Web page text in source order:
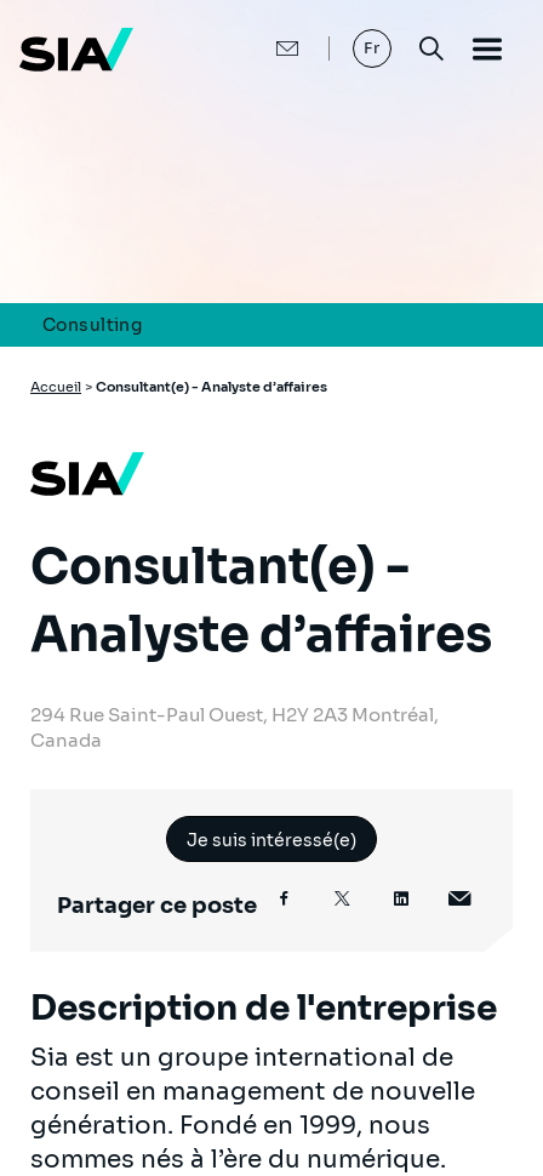
contenu
principal
Fr
Consulting
Fil
Accueil > Consultant(e) - Analyste d’affaires
Consultant(e) -
Analyste d’affaires
294 Rue Saint-Paul Ouest, H2Y 2A3 Montréal,
Canada
Je suis intéressé(e)
Partager ce poste
Description de l'entreprise
Sia est un groupe international de
conseil en management de nouvelle
génération. Fondé en 1999, nous
sommes nés à l’ère du numérique.